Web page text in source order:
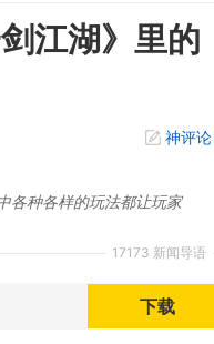
江湖》里的
神评论
17173 新闻导语
各种各样的玩法都让玩家
下载